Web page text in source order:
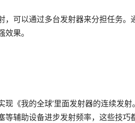
可以通过多台发射器来分担任务。
果。
《我的全球’里面发射器的连续发
辅助设备进步发射频率，这些技巧